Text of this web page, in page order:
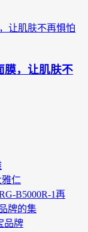
膜，让肌肤不
仁
B5000R-1再
牌的集
品牌